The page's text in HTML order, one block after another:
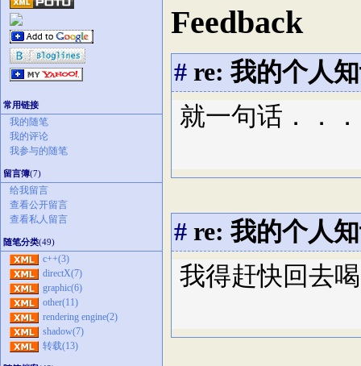
常用链接
我的随笔
我的评论
我参与的随笔
留言簿(7)
给我留言
查看公开留言
查看私人留言
随笔分类(49)
c++(3)
directX(7)
graphic(6)
other(11)
rendering engine(2)
shadow(7)
转载(13)
Feedback
# re: 我的个人
就一句话．．
# re: 我的个人
我得赶快回去